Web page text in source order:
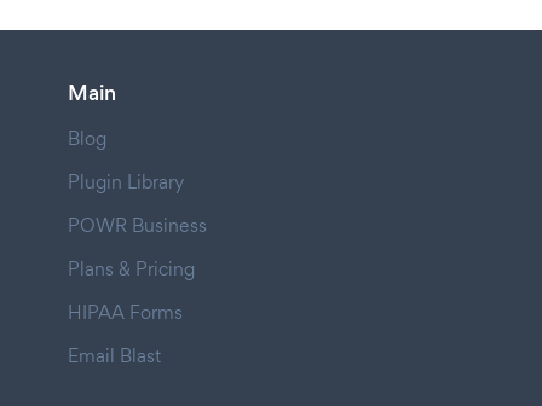
Main
Blog
Plugin Library
POWR Business
Plans & Pricing
HIPAA Forms
Email Blast